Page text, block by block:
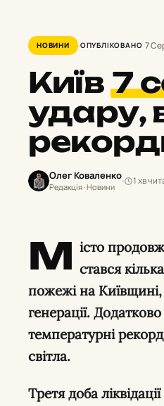
НОВИНИ ОПУБЛІКОВАНО 7
Київ 7
удару,
Олег Коваленко
Редакція · Новини
1 хв
М істо
стався
пожежі на Київщині,
генерації.
температурні
світла.
Третя доба